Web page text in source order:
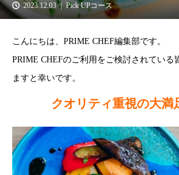
2023.12.03 Pick UPコース
こんにちは、PRIME CHEF編集部です。
PRIME CHEFのご利用をご検討されている
ますと幸いです。
クオリティ重視の大満